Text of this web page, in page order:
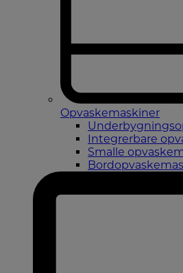
Opvaskemaskiner
Integrerbare
Smalle